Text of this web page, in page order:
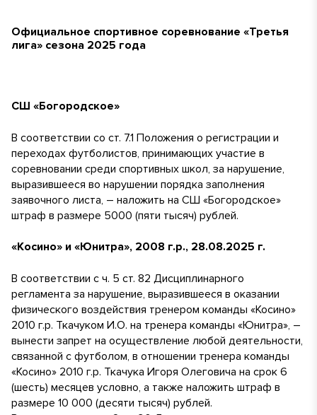
Официальное спортивное соревнование «Третья
лига» сезона 2025 года
СШ «Богородское»
В соответствии со ст. 7.1 Положения о регистрации и
переходах футболистов, принимающих участие в
соревновании среди спортивных школ, за нарушение,
выразившееся во нарушении порядка заполнения
заявочного листа, – наложить на СШ «Богородское»
штраф в размере 5000 (пяти тысяч) рублей.
«Косино» и «Юнитра», 2008 г.р., 28.08.2025 г.
В соответствии с ч. 5 ст. 82 Дисциплинарного
регламента за нарушение, выразившееся в оказании
физического воздействия тренером команды «Косино»
2010 г.р. Ткачуком И.О. на тренера команды «Юнитра», –
вынести запрет на осуществление любой деятельности,
связанной с футболом, в отношении тренера команды
«Косино» 2010 г.р. Ткачука Игоря Олеговича на срок 6
(шесть) месяцев условно, а также наложить штраф в
размере 10 000 (десяти тысяч) рублей.